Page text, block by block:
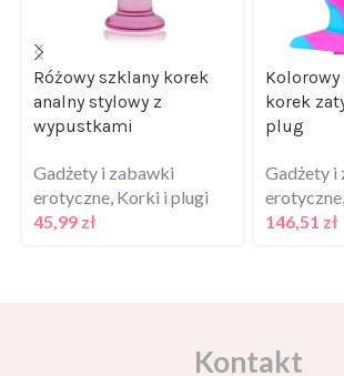
Różowy szklany korek
analny stylowy z
wypustkami
erotyczne ,Korki i plugi
45,99zł
korek
plug
erotyczne
146,51zł